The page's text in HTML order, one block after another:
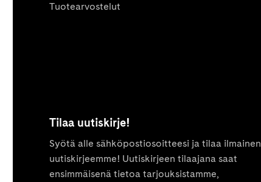
Tuotearvostelut
Tilaa uutiskirje!
Syötä alle sähköpostiosoitteesi ja tilaa ilmainen
uutiskirjeemme! Uutiskirjeen tilaajana saat
ensimmäisenä tietoa tarjouksistamme,